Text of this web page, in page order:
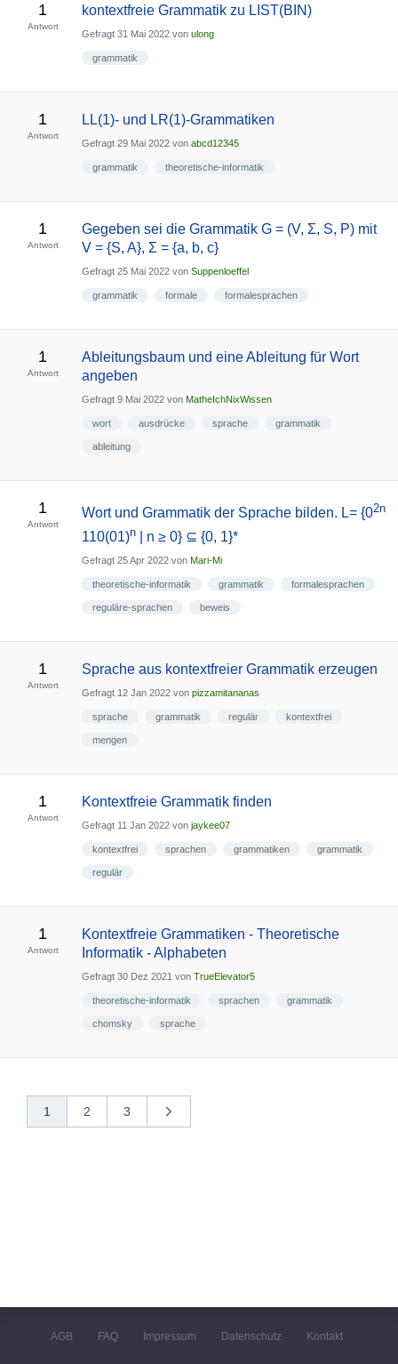
1
Antwort
kontextfreie Grammatik zu LIST(BIN)
Gefragt 31 Mai 2022 von ulong
grammatik
1
Antwort
LL(1)- und LR(1)-Grammatiken
Gefragt 29 Mai 2022 von abcd12345
grammatik theoretische-informatik
1
Antwort
Gegeben sei die Grammatik G = (V, Σ, S, P) mit
V = {S, A}, Σ = {a, b, c}
Gefragt 25 Mai 2022 von Suppenloeffel
grammatik formale formalesprachen
1
Antwort
Ableitungsbaum und eine Ableitung für Wort
angeben
Gefragt 9 Mai 2022 von MatheIchNixWissen
wort ausdrücke sprache grammatik
ableitung
1
Antwort
Wort und Grammatik der Sprache bilden. L= {02n
110(01)n| n ≥ 0} ⊆ {0, 1}*
Gefragt 25 Apr 2022 von Mari-Mi
theoretische-informatik grammatik formalesprachen
reguläre-sprachen beweis
1
Antwort
Sprache aus kontextfreier Grammatik erzeugen
Gefragt 12 Jan 2022 von pizzamitananas
sprache grammatik regulär kontextfrei
mengen
1
Antwort
Kontextfreie Grammatik finden
Gefragt 11 Jan 2022 von jaykee07
kontextfrei sprachen grammatiken grammatik
regulär
1
Antwort
Kontextfreie Grammatiken - Theoretische
Informatik - Alphabeten
Gefragt 30 Dez 2021 von TrueElevator5
theoretische-informatik sprachen grammatik
chomsky sprache
1 2 3
AGB FAQ Impressum Datenschutz Kontakt